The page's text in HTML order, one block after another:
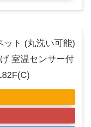
ット (丸洗い可能)
室温センサー付